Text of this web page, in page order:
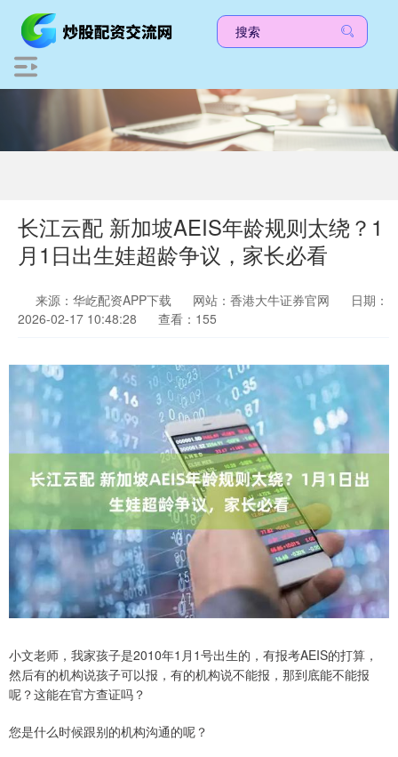
长江云配 新加坡AEIS年龄规则太绕？1
月1日出生娃超龄争议，家长必看
来源：华屹配资APP下载 网站：香港大牛证券官网
日期：
2026-02-17 10:48:28
查看：155
小文老师，我家孩子是2010年1月1号出生的，有报考AEIS的打算，
然后有的机构说孩子可以报，有的机构说不能报，那到底能不能报
呢？这能在官方查证吗？
您是什么时候跟别的机构沟通的呢？